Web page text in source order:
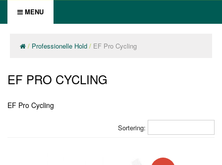
MENU
Professionelle Hold EF Pro Cycling
EF PRO CYCLING
EF Pro Cycling
Sortering: